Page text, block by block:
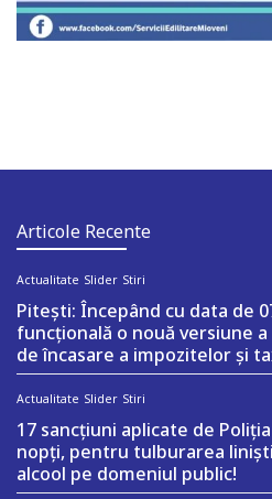
Articole Recente
Actualitate Slider Stiri
Pitești: Începând cu data de
funcțională o nouă versiune
de încasare a impozitelor și
Actualitate Slider Stiri
17 sancțiuni aplicate de
nopți, pentru tulburarea
alcool pe domeniul public!